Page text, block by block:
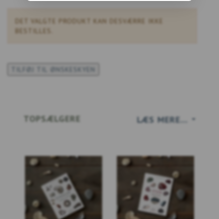
DET VALGTE PRODUKT KAN DESVÆRRE IKKE
BESTILLES.
TILFØJ TIL ØNSKESKYEN
LÆS MERE...
TOPSÆLGERE